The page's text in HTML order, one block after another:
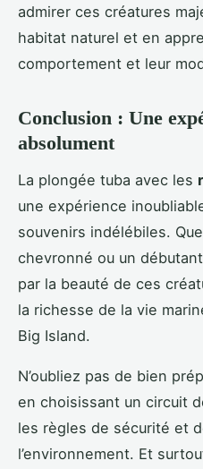
admirer ces créatures
habitat naturel et en
comportement et leur
Conclusion : Une
absolument
La plongée tuba avec les
une expérience
souvenirs indélébiles.
chevronné ou un
par la beauté de ces
la richesse de la vie
Big Island.
N’oubliez pas de bien
en choisissant un circuit
les règles de sécurité et
l’environnement. Et